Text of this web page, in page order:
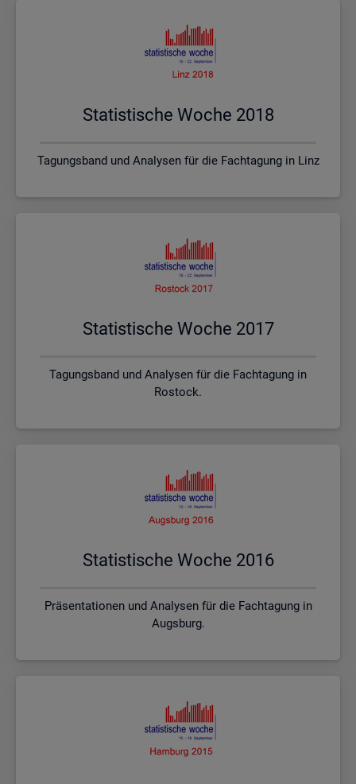
Sta­tis­ti­sche Woche 2018
Tagungsband und Analysen für die Fachtagung in Linz
Sta­tis­ti­sche Woche 2017
Tagungsband und Analysen für die Fachtagung in
Rostock.
Sta­tis­ti­sche Woche 2016
Präsentationen und Analysen für die Fachtagung in
Augsburg.